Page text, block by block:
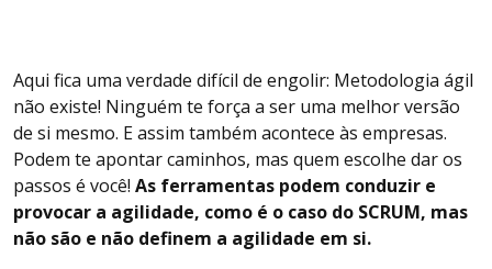
Aqui fica uma verdade difícil de engolir: Metodologia ágil
não existe! Ninguém te força a ser uma melhor versão
de si mesmo. E assim também acontece às empresas.
Podem te apontar caminhos, mas quem escolhe dar os
passos é você! As ferramentas podem conduzir e
provocar a agilidade, como é o caso do SCRUM, mas
não são e não definem a agilidade em si.